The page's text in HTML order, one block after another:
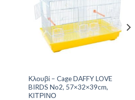
Κλουβί – Cage DAFFY LOVE
BIRDS No2, 57×32×39cm,
ΚΙΤΡΙΝΟ